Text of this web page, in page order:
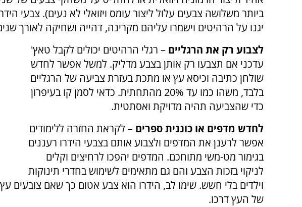
ביותר משלושה צבעים עלול ליצור עומס ויזואלי לא נעים). צבעי
יגנו על הרהיטים וישמרו עליהם מקרינה, דהייה ושחיקה לאורך
לצבוע רק את הרגליים – רגלי הרהיטים יכולים לקבל טאץ'
עדכני אם תצבעו רק אותן בצבע מדליק. למשל אפשר לחדש
שולחן כתיבה וכיסא עץ או מתכת בעזרת צביעה של הרגליים
בלבד, משהו כמו עד 20% מהתחתית. כדאי לסמן קו בעיפרון
כדי שהצביעה תהיה מדויקת ואסתטית.
לחדש מדפים או כוננית ספרים – לקראת החזרה ללימודים
אפשר לרענן את המדפים ולצבוע אותם בצבעי הידרו רעננים
בגימור מט-משי מתוחכם. המדפים יהפכו לרחיצים וקלים
לניקוי בזכות הצבע והם גם מתאימים לשימוש בחדרי תינוקות
וילדים בלי חשש. שימו לב, הידרו הוא צבע אטום כך שאם
של העץ דרכו.